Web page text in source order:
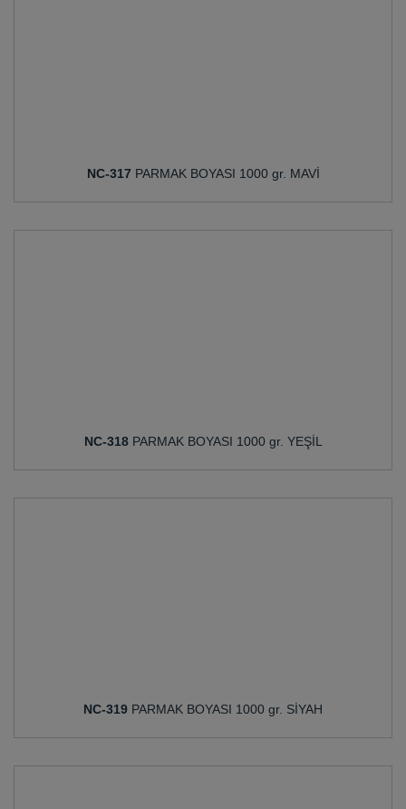
NC-317 PARMAK BOYASI 1000 gr. MAVİ
NC-318PARMAK BOYASI 1000 gr. YEŞİL
NC-319 PARMAK BOYASI 1000 gr. SİYAH